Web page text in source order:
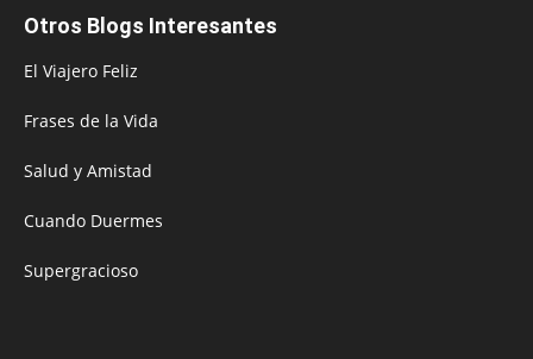
Otros Blogs Interesantes
El Viajero Feliz
Frases de la Vida
Salud y Amistad
Cuando Duermes
Supergracioso